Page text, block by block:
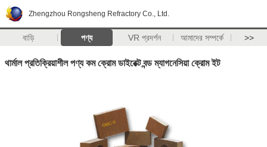
Zhengzhou Rongsheng Refractory Co., Ltd.
বাড়ি পণ্য VR প্রদর্শন আমাদের সম্পর্কে >>
থার্মাল প্রতিক্রিয়াশীল পণ্য কম ক্রোম ডাইরেক্ট বন্ড ম্যাগনেসিয়া ক্রোম ইট